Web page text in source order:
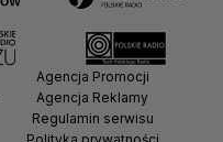
Agencja Promocji
Agencja Reklamy
Regulamin serwisu